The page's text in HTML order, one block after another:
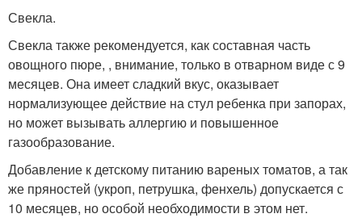
Свекла.
Свекла также рекомендуется, как составная часть
овощного пюре, , внимание, только в отварном виде с 9
месяцев. Она имеет сладкий вкус, оказывает
нормализующее действие на стул ребенка при запорах,
но может вызывать аллергию и повышенное
газообразование.
Добавление к детскому питанию вареных томатов, а так
же пряностей (укроп, петрушка, фенхель) допускается с
10 месяцев, но особой необходимости в этом нет.